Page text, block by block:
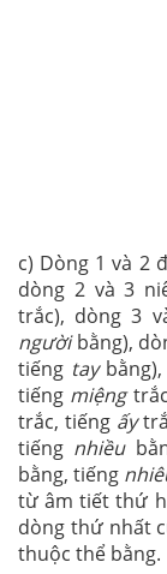
c) Dòng 1 và 2
dòng 2 và 3
trắc), dòng 3
ngườibằng),
tiếng taybằng),
tiếng miệng
trắc, tiếng ấy
tiếng nhiều
bằng, tiếng
từ âm tiết thứ
dòng thứ nhất
thuộc thể bằng.